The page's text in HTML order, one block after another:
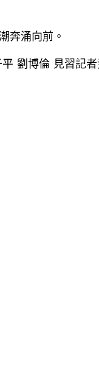
奔涌向前。
劉博倫 見習記